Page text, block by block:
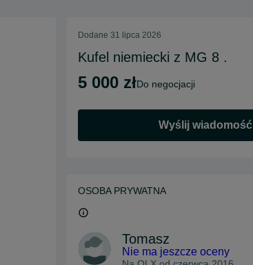
Dodane 31 lipca 2026
Kufel niemiecki z MG 8 .
5 000 zł do negocjacji
Wyślij wiadomość
OSOBA PRYWATNA
Tomasz
Nie ma jeszcze oceny